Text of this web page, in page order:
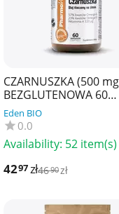
CZARNUSZKA (500
BEZGLUTENOWA 60
KAPSUŁEK -
(CLEAN LABEL)
Eden BIO
0.0
Availability: 52 item(s)
4297zł4690zł